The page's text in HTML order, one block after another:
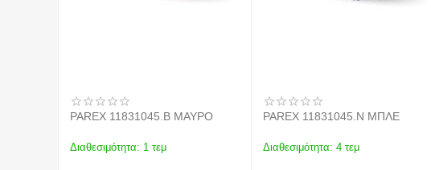
PAREX 11831045.B ΜΑΥΡΟ
Διαθεσιμότητα: 1 τεμ
PAREX 11831045.N ΜΠΛΕ
Διαθεσιμότητα: 4 τεμ